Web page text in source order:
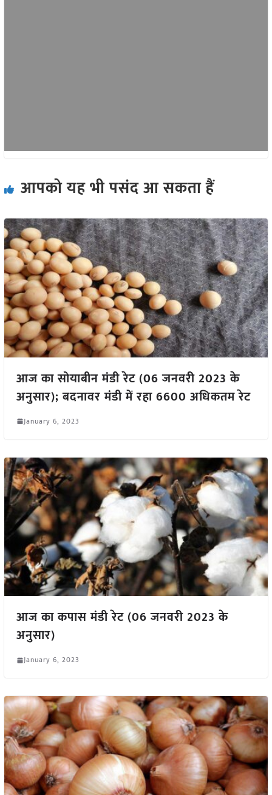
आपको यह भी पसंद आ सकता हैं
आज का सोयाबीन मंडी रेट (06 जनवरी 2023 के
अनुसार); बदनावर मंडी में रहा 6600 अधिकतम रेट
January 6, 2023
आज का कपास मंडी रेट (06 जनवरी 2023 के
अनुसार)
January 6, 2023